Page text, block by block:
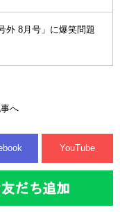
外 8月号」に爆笑問題
へ
YouTube